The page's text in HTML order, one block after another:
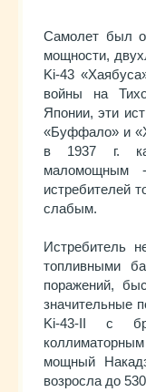
Самолет был
мощности,
Ki-43
войны на
Японии, эти
«Буффало» и
в 1937 г. как
маломощным
истребителей
слабым.
Истребитель
топливными
поражений,
значительные
Ki-43-II с
мощный
возросла до